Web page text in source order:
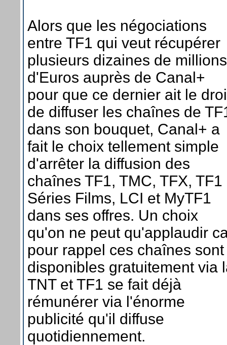
Alors que les négociations
entre TF1 qui veut récupérer
plusieurs dizaines de millions
d'Euros auprès de Canal+
pour que ce dernier ait le
de diffuser les chaînes de
dans son bouquet, Canal+ a
fait le choix tellement simple
d'arrêter la diffusion des
chaînes TF1, TMC, TFX, TF1
Séries Films, LCI et MyTF1
dans ses offres. Un choix
qu'on ne peut qu'applaudir
pour rappel ces chaînes sont
disponibles gratuitement via
TNT et TF1 se fait déjà
rémunérer via l'énorme
publicité qu'il diffuse
quotidiennement.